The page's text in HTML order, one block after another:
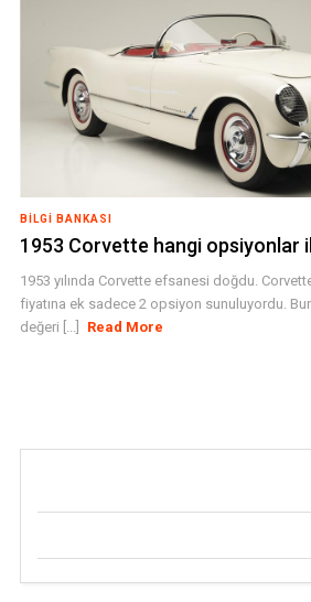
BILGI BANKASI
1953 Corvette hangi opsiyonlar
1953 yılında Corvette efsanesi doğdu.
fiyatına ek sadece 2 opsiyon sunuluyordu.
değeri [...]
Read More